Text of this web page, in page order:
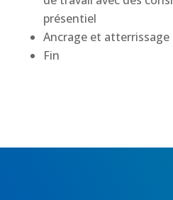
présentiel
Ancrage et atterrissage
Fin